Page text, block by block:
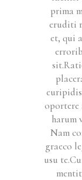
prima
eruditi
et, qui
oportere
harum
Nam
graeco
usu